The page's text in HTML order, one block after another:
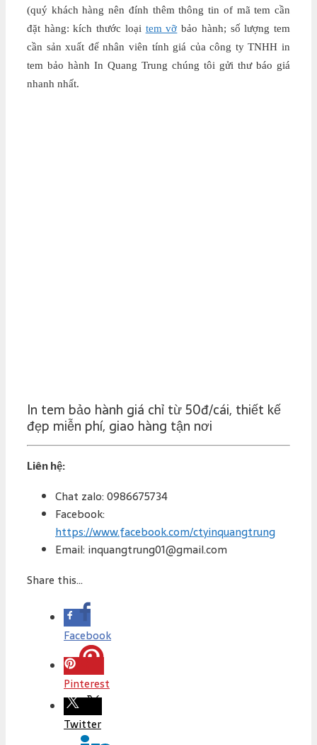
(quý khách hàng nên đính thêm thông tin of mã tem cần
đặt hàng: kích thước loại tem vỡ bảo hành; số lượng tem
cần sản xuất để nhân viên tính giá của công ty TNHH in
tem bảo hành In Quang Trung chúng tôi gửi thư báo giá
nhanh nhất.
In tem bảo hành giá chỉ từ 50đ/cái, thiết kế
đẹp miễn phí, giao hàng tận nơi
Liên hệ:
Chat zalo: 0986675734
Facebook:
https://www.facebook.com/ctyinquangtrung
Email: inquangtrung01@gmail.com
Share this...
Facebook
Pinterest
Twitter